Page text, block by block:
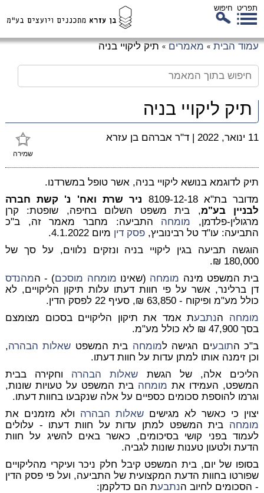
תפריט חיפוש
עמוד הבית » מאמרים » תיק ליקויי בניה
תיק ליקויי בניה
שמירה
11 ינואר, 2022 | ד"ר אברהם בן עזרא
תיק לדוגמא בנושא ליקויי בניה, אשר טופל במשרדנו.
מדובר בת"א 8109-12-18
ניר שרת ואח' נ' קשת חברה
לבניין בע"מ, בית משפט השלום בחיפה, שופטת: קרן
מרגולין-פלדמן, מומחה התביעה: מחבר מאמר זה, ב"כ
התביעה: עו"ד טל רבינוביץ, פסק דין מיום 4.1.2022.
הוגשה תביעה בגין ליקויי בניה ונזקים נלווים, על סך של
180,000 ₪.
בית המשפט מינה מומחה (שאינו מומחה מוסכם) - המהנדס
דן ברלינר, אשר על פי חוות דעתו עלות תיקון הליקויים, לא
כולל מע"מ ופיקוח - 63,850 ₪, סעיף 22 לפסק הדין.
מומחה הנתבעת אמד את תיקון הליקויים בסכום מצומצם
בסך 47,900 ₪ לא כולל מע"מ.
ב"כ התובעים הגישה למומחה בית המשפט שאלות הבהרה,
וכן זימנה אותו למתן עדות על חוות דעתו.
הליכים אלה, של הגשת שאלות הבהרה וחקירה בבית
המשפט, העמידו את מומחה בית המשפט על טעויות שונות,
וגרמו להוספת סכומים כספיים על אלה שנקבעו בחוות דעתו.
יצוין כי כאשר לא מגישים שאלות הבהרה ולא מזמנים את
מומחה בית המשפט למתן עדות על חוות דעתו - עלולים
לעמוד בפני קושי בסיכומים, כאשר באים להשיג על חוות
הדעת ולטעון טענות שונות לגביה.
בסופו של יום, בית המשפט קיבל חלק ניכר ועיקרי מהליקויים
שפורטו בחוות הדעת המקצועית של התביעה, ועל פי פסק הדין
- הסכומים לחיוב הנתבעת הם כדלקמן: